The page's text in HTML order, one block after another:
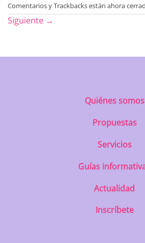
Comentarios y Trackbacks están ahora
Siguiente →
Quiénes somos
Propuestas
Servicios
Guías
Actualidad
Inscríbete